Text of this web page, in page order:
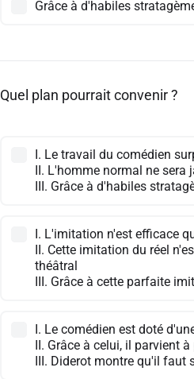
Grâce à d'habiles
Quel plan pourrait convenir ?
I. Le travail du comédien
II. L'homme normal ne sera
III. Grâce à d'habiles
I. L'imitation n'est efficace
II. Cette imitation du réel
théâtral
III. Grâce à cette parfaite
I. Le comédien est doté
II. Grâce à celui, il parvient
III. Diderot montre qu'il faut